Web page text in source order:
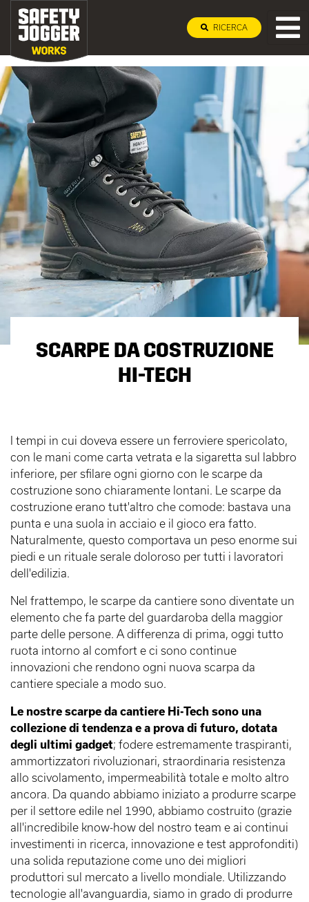
RICERCA
SCARPE DA COSTRUZIONE
HI-TECH
I tempi in cui doveva essere un ferroviere spericolato,
con le mani come carta vetrata e la sigaretta sul labbro
inferiore, per sfilare ogni giorno con le scarpe da
costruzione sono chiaramente lontani. Le scarpe da
costruzione erano tutt'altro che comode: bastava una
punta e una suola in acciaio e il gioco era fatto.
Naturalmente, questo comportava un peso enorme sui
piedi e un rituale serale doloroso per tutti i lavoratori
dell'edilizia.
Nel frattempo, le scarpe da cantiere sono diventate un
elemento che fa parte del guardaroba della maggior
parte delle persone. A differenza di prima, oggi tutto
ruota intorno al comfort e ci sono continue
innovazioni che rendono ogni nuova scarpa da
cantiere speciale a modo suo.
Le nostre scarpe da cantiere Hi-Tech sono una
collezione di tendenza e a prova di futuro, dotata
degli ultimi gadget; fodere estremamente traspiranti,
ammortizzatori rivoluzionari, straordinaria resistenza
allo scivolamento, impermeabilità totale e molto altro
ancora. Da quando abbiamo iniziato a produrre scarpe
per il settore edile nel 1990, abbiamo costruito (grazie
all'incredibile know-how del nostro team e ai continui
investimenti in ricerca, innovazione e test approfonditi)
una solida reputazione come uno dei migliori
produttori sul mercato a livello mondiale. Utilizzando
tecnologie all'avanguardia, siamo in grado di produrre